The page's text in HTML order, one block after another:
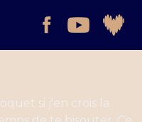
si j'en crois la